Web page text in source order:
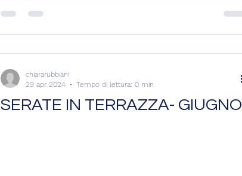
SERATE IN TERRAZZA- GIUGNO
chiararubbiani
29 apr 2024
Tempo di lettura: 0 min